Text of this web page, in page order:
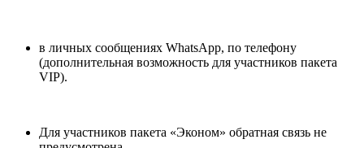
в личных сообщениях WhatsApp, по телефону
(дополнительная возможность для участников пакета
VIP).
Для участников пакета «Эконом» обратная связь не